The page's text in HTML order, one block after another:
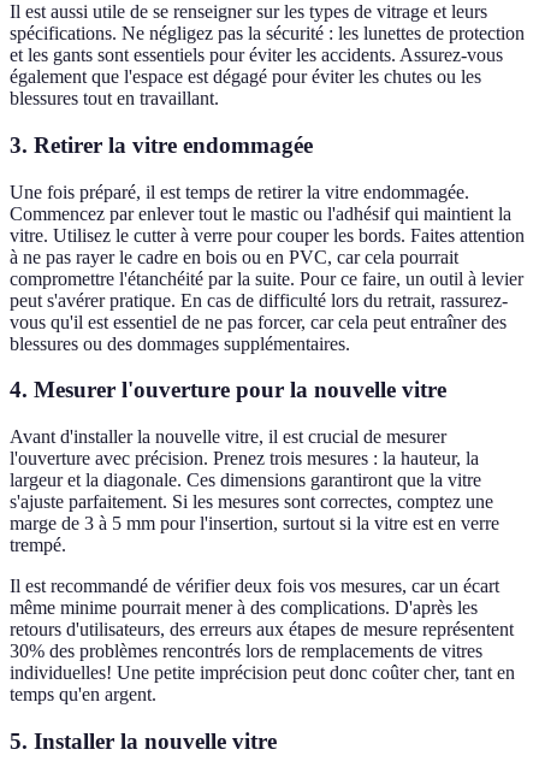
Il est aussi utile de se renseigner sur les types de vitrage et leurs
spécifications. Ne négligez pas la sécurité : les lunettes de protection
et les gants sont essentiels pour éviter les accidents. Assurez-vous
également que l'espace est dégagé pour éviter les chutes ou les
blessures tout en travaillant.
3. Retirer la vitre endommagée
Une fois préparé, il est temps de retirer la vitre endommagée.
Commencez par enlever tout le mastic ou l'adhésif qui maintient la
vitre. Utilisez le cutter à verre pour couper les bords. Faites attention
à ne pas rayer le cadre en bois ou en PVC, car cela pourrait
compromettre l'étanchéité par la suite. Pour ce faire, un outil à levier
peut s'avérer pratique. En cas de difficulté lors du retrait, rassurez-
vous qu'il est essentiel de ne pas forcer, car cela peut entraîner des
blessures ou des dommages supplémentaires.
4. Mesurer l'ouverture pour la nouvelle vitre
Avant d'installer la nouvelle vitre, il est crucial de mesurer
l'ouverture avec précision. Prenez trois mesures : la hauteur, la
largeur et la diagonale. Ces dimensions garantiront que la vitre
s'ajuste parfaitement. Si les mesures sont correctes, comptez une
marge de 3 à 5 mm pour l'insertion, surtout si la vitre est en verre
trempé.
Il est recommandé de vérifier deux fois vos mesures, car un écart
même minime pourrait mener à des complications. D'après les
retours d'utilisateurs, des erreurs aux étapes de mesure représentent
30% des problèmes rencontrés lors de remplacements de vitres
individuelles! Une petite imprécision peut donc coûter cher, tant en
temps qu'en argent.
5. Installer la nouvelle vitre